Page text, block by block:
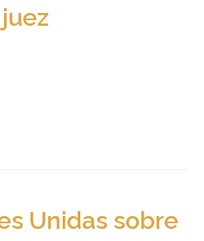
Unidas sobre